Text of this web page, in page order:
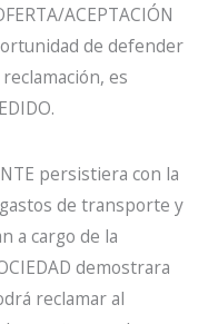
ACEPTACIÓN
de defender
es
persistiera con la
de transporte y
a cargo de la
demostrara
reclamar al